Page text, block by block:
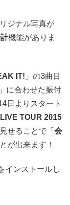
ジナル写真が
機能がありま
IT! 」の3曲目
」に合わせた振付
日よりスタート
TOUR 2015
せることで「 会
が出来ます！
インストールし